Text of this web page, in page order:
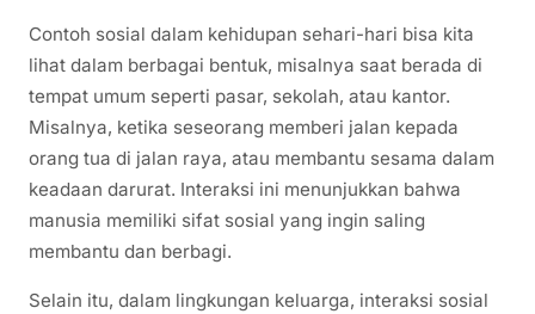
Contoh sosial dalam kehidupan sehari-hari bisa kita
lihat dalam berbagai bentuk, misalnya saat berada di
tempat umum seperti pasar, sekolah, atau kantor.
Misalnya, ketika seseorang memberi jalan kepada
orang tua di jalan raya, atau membantu sesama dalam
keadaan darurat. Interaksi ini menunjukkan bahwa
manusia memiliki sifat sosial yang ingin saling
membantu dan berbagi.
Selain itu, dalam lingkungan keluarga, interaksi sosial